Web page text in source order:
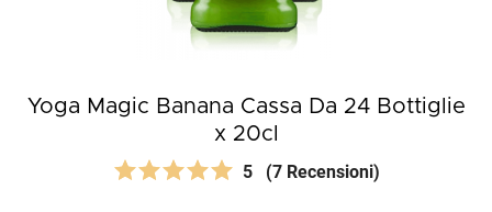
Yoga Magic Banana Cassa Da 24 Bottiglie
x 20cl
5 (7 Recensioni)